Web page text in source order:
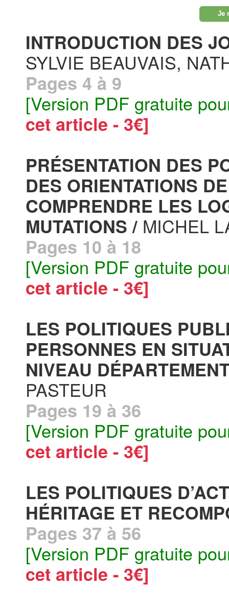
Je
INTRODUCTION DES
SYLVIE BEAUVAIS,
Pages 4 à 9
[Version PDF gratuite
cet article - 3€]
PRÉSENTATION DES
DES ORIENTATIONS
COMPRENDRE LES
MUTATIONS / MICHEL
Pages 10 à 18
[Version PDF gratuite
cet article - 3€]
LES POLITIQUES
PERSONNES EN
NIVEAU
PASTEUR
Pages 19 à 36
[Version PDF gratuite
cet article - 3€]
LES POLITIQUES
HÉRITAGE ET
Pages 37 à 56
[Version PDF gratuite
cet article - 3€]